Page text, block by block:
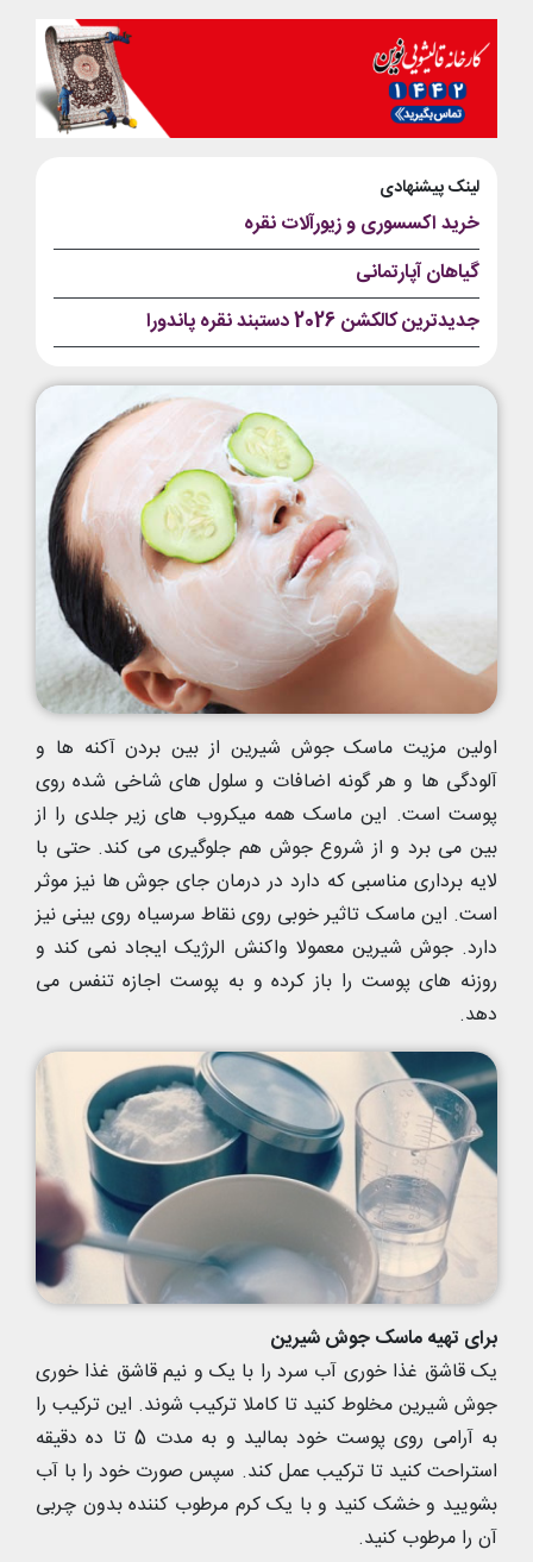
لینک پیشنهادی
خرید اکسسوری و زیورآلات نقره
گیاهان آپارتمانی
جدیدترین کالکشن 2026 دستبند نقره پاندورا
اولین مزیت ماسک جوش شیرین از بین بردن آکنه ها و
آلودگی ها و هر گونه اضافات و سلول های شاخی شده روی
پوست است. این ماسک همه میکروب های زیر جلدی را از
بین می برد و از شروع جوش هم جلوگیری می کند. حتی با
لایه برداری مناسبی که دارد در درمان جای جوش ها نیز موثر
است. این ماسک تاثیر خوبی روی نقاط سرسیاه روی بینی نیز
دارد. جوش شیرین معمولا واکنش الرژیک ایجاد نمی کند و
روزنه های پوست را باز کرده و به پوست اجازه تنفس می
دهد.
برای تهیه ماسک جوش شیرین
یک قاشق غذا خوری آب سرد را با یک و نیم قاشق غذا خوری
جوش شیرین مخلوط کنید تا کاملا ترکیب شوند. این ترکیب را
به آرامی روی پوست خود بمالید و به مدت 5 تا ده دقیقه
استراحت کنید تا ترکیب عمل کند. سپس صورت خود را با آب
بشویید و خشک کنید و با یک کرم مرطوب کننده بدون چربی
آن را مرطوب کنید.